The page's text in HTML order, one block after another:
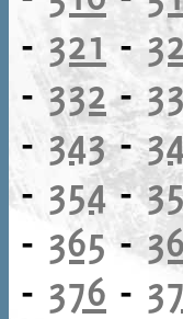
- 321-
-332-
- 343-
- 354-
- 365 -
- 376 -